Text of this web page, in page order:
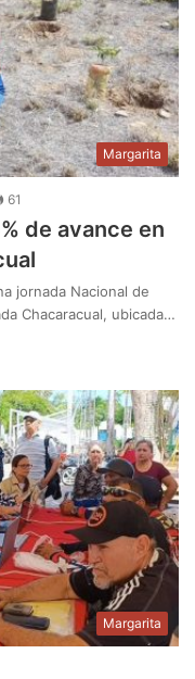
Margarita
61
de avance en
jornada Nacional de
Chacaracual, ubicada…
Margarita